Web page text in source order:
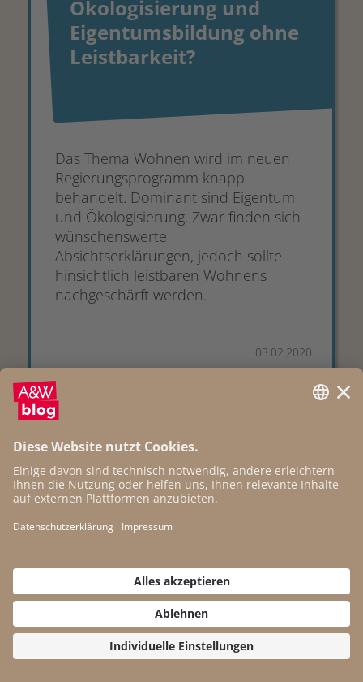
Ökologisierung und
Eigentumsbildung ohne
Leistbarkeit?
Das Thema Wohnen wird im neuen
Regierungsprogramm knapp
behandelt. Dominant sind Eigentum
und Ökologisierung. Zwar finden sich
wünschenswerte
Absichtserklärungen, jedoch sollte
hinsichtlich leistbaren Wohnens
nachgeschärft werden.
03.02.2020
Wirtschaftsdemokratie
statt kapitalistischem
Wachstumszwang
Staatseinnahmen, Arbeitsmärkte und
Masseneinkommen hängen am
Wirtschaftswachstum. Bleibt es aus,
ist der Katzenjammer groß. Das hat